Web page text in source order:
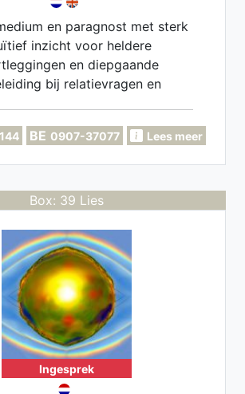
en paragnost met sterk
inzicht voor heldere
en diepgaande
bij relatievragen en
Of wil je meer bewuster in het
Dan ben je van harte
welkom.
BE 0907-37077 Lees meer
Box: 39 Lies
Ingesprek